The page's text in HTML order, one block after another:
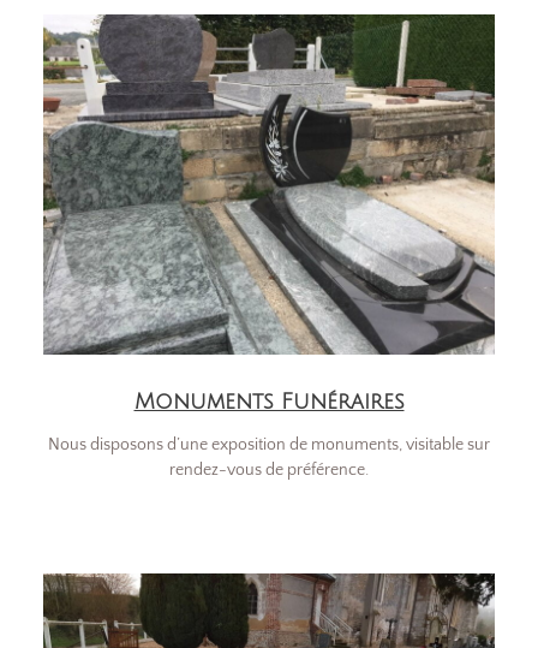
Monuments Funéraires
Nous disposons d’une exposition de monuments, visitable sur
rendez-vous de préférence.